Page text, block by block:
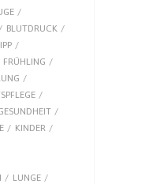
BLUTDRUCK
FRÜHLING
KINDER
LUNGE